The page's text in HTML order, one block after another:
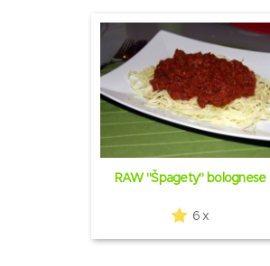
RAW "Špagety" bolognese
6 x